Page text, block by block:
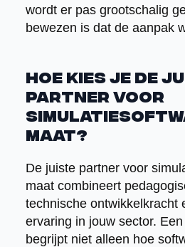
wordt er pas grootschalig
bewezen is dat de aanpak
Hoe kies je de
partner voor
maat?
De juiste partner voor
maat combineert
technische ontwikkelkracht
ervaring in jouw sector.
begrijpt niet alleen hoe